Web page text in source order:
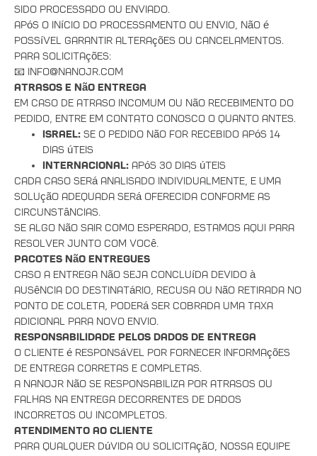
sido processado ou enviado.
Após o início do processamento ou envio, não é
possível garantir alterações ou cancelamentos.
Para solicitações:
📧 info@nanojr.com
Atrasos e Não Entrega
Em caso de atraso incomum ou não recebimento do
pedido, entre em contato conosco o quanto antes.
Israel: se o pedido não for recebido após 14
dias úteis
Internacional: após 30 dias úteis
Cada caso será analisado individualmente, e uma
solução adequada será oferecida conforme as
circunstâncias.
Se algo não sair como esperado, estamos aqui para
resolver junto com você.
Pacotes Não Entregues
Caso a entrega não seja concluída devido à
ausência do destinatário, recusa ou não retirada no
ponto de coleta, poderá ser cobrada uma taxa
adicional para novo envio.
Responsabilidade pelos Dados de Entrega
O cliente é responsável por fornecer informações
de entrega corretas e completas.
A NanoJR não se responsabiliza por atrasos ou
falhas na entrega decorrentes de dados
incorretos ou incompletos.
Atendimento ao Cliente
Para qualquer dúvida ou solicitação, nossa equipe